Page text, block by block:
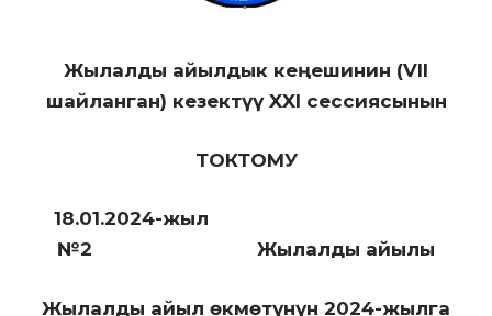
Жылалды айылдык кеңешинин (VII
шайланган) кезектүү XXI сессиясынын
ТОКТОМУ
18.01.2024-жыл
№2 Жылалды айылы
Жылалды айыл өкмөтүнүн 2024-жылга